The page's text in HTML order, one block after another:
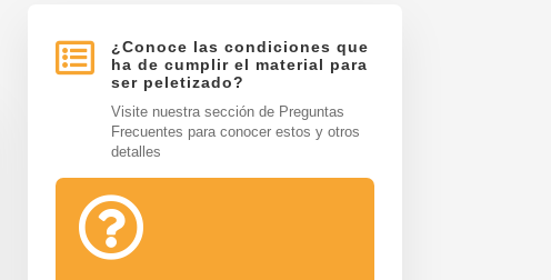

¿Conoce las condiciones que
ha de cumplir el material para
ser peletizado?
Visite nuestra sección de Preguntas
Frecuentes para conocer estos y otros
detalles
